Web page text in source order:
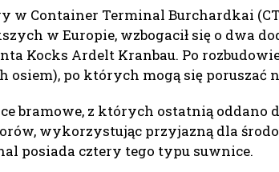
w Container Terminal Burchardkai
w Europie, wzbogacił się o dwa
Kocks Ardelt Kranbau. Po
osiem), po których mogą się poruszać
bramowe, z których ostatnią oddano
wykorzystując przyjazną dla
posiada cztery tego typu suwnice.